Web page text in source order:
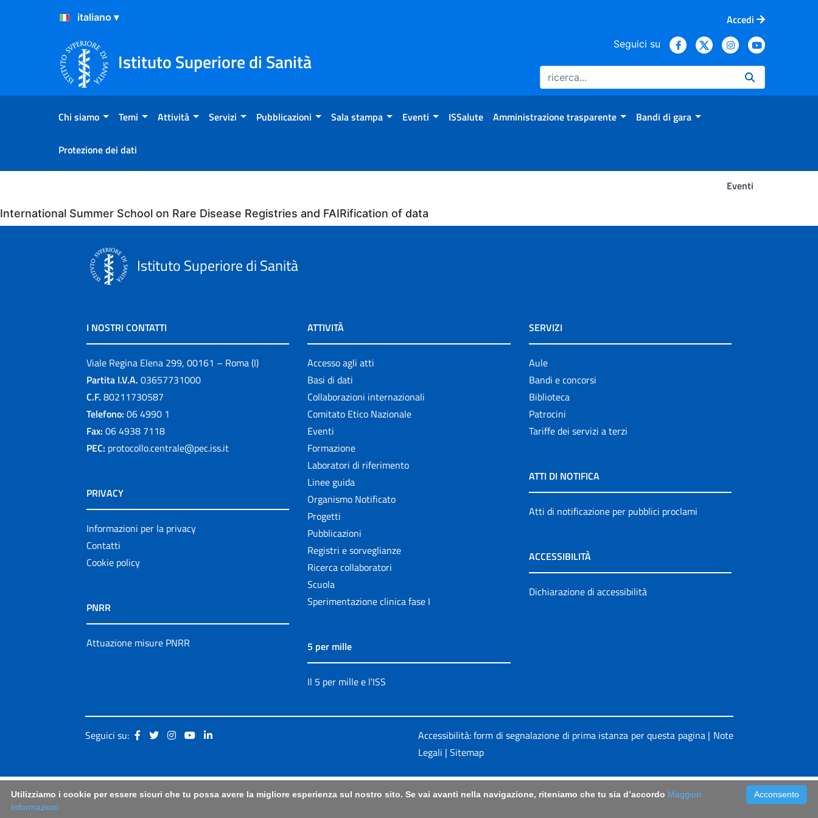
Salta al Contenuto
Salta al Footer
Accedi
Istituto Superiore di Sanità
Seguici su
Chi siamo Temi Attività Servizi Pubblicazioni Sala stampa Eventi ISSalute Amministrazione trasparente Bandi di gara
Protezione dei dati
Eventi
Eventi
International Summer School on Rare Disease Registries and FAIRification of data
Istituto Superiore di Sanità
I NOSTRI CONTATTI
Viale Regina Elena 299, 00161 – Roma (I)
Partita I.V.A. 03657731000
C.F. 80211730587
Telefono: 06 4990 1
Fax: 06 4938 7118
PEC: protocollo.centrale@pec.iss.it
PRIVACY
Informazioni per la privacy
Contatti
Cookie policy
PNRR
Attuazione misure PNRR
ATTIVITÀ
Accesso agli atti
Basi di dati
Collaborazioni internazionali
Comitato Etico Nazionale
Eventi
Formazione
Laboratori di riferimento
Linee guida
Organismo Notificato
Progetti
Pubblicazioni
Registri e sorveglianze
Ricerca collaboratori
Scuola
Sperimentazione clinica fase I
5 per mille
Il 5 per mille e l'ISS
SERVIZI
Aule
Bandi e concorsi
Biblioteca
Patrocini
Tariffe dei servizi a terzi
ATTI DI NOTIFICA
Atti di notificazione per pubblici proclami
ACCESSIBILITÀ
Dichiarazione di accessibilità
Seguici su: Accessibilità: form di segnalazione di prima istanza per questa pagina| Note
Legali | Sitemap
Acconsento
Utilizziamo i cookie per essere sicuri che tu possa avere la migliore esperienza sul nostro sito. Se vai avanti nella navigazione, riteniamo che tu sia d’accordo Maggiori
Informazioni